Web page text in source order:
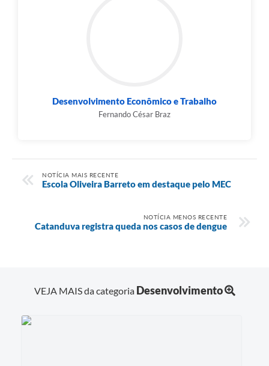
Desenvolvimento Econômico e Trabalho
Fernando César Braz
NOTÍCIA MAIS RECENTE
Escola Oliveira Barreto em destaque pelo MEC
NOTÍCIA MENOS RECENTE
Catanduva registra queda nos casos de dengue
VEJA MAIS da categoria Desenvolvimento